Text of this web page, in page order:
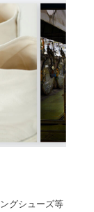
グシューズ等